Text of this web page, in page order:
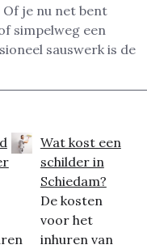
je nu net bent
simpelweg een
sauswerk is de
Wat kost een
schilder in
Schiedam?
De kosten
voor het
inhuren van